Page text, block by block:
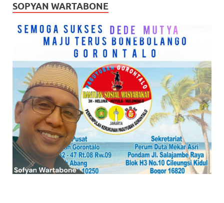
SOPYAN WARTABONE